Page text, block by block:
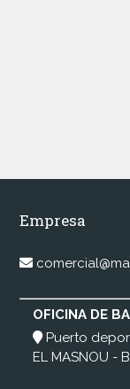
Empresa
OFICINA DE
Puerto
EL MASNOU -